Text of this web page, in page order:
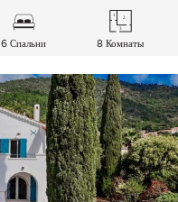
6 Спальни 8 Комнаты